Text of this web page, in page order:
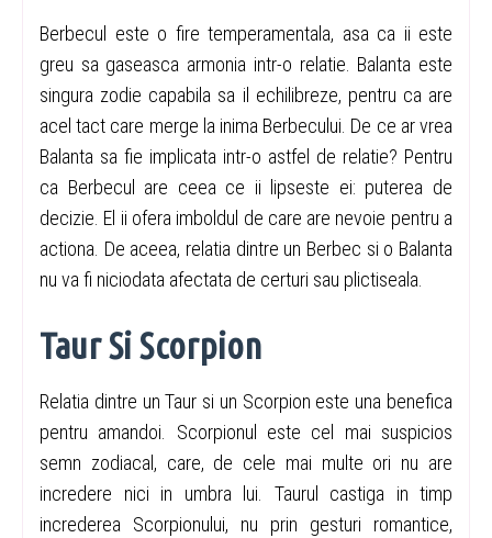
Berbecul este o fire temperamentala, asa ca ii este
greu sa gaseasca armonia intr-o relatie. Balanta este
singura zodie capabila sa il echilibreze, pentru ca are
acel tact care merge la inima Berbecului. De ce ar vrea
Balanta sa fie implicata intr-o astfel de relatie? Pentru
ca Berbecul are ceea ce ii lipseste ei: puterea de
decizie. El ii ofera imboldul de care are nevoie pentru a
actiona. De aceea, relatia dintre un Berbec si o Balanta
nu va fi niciodata afectata de certuri sau plictiseala.
Taur Si Scorpion
Relatia dintre un Taur si un Scorpion este una benefica
pentru amandoi. Scorpionul este cel mai suspicios
semn zodiacal, care, de cele mai multe ori nu are
incredere nici in umbra lui. Taurul castiga in timp
increderea Scorpionului, nu prin gesturi romantice,